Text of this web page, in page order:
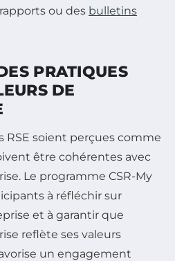
ou des bulletins
PRATIQUES
DE
RSE soient perçues comme
être cohérentes avec
Le programme CSR-My
à réfléchir sur
et à garantir que
reflète ses valeurs
un engagement